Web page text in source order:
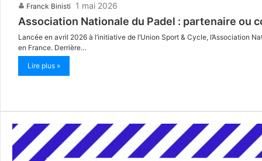
Franck Binisti 1 mai 2026
Association Nationale du Padel : partenaire ou
Lancée en avril 2026 à l’initiative de l’Union Sport & Cycle, l’Association
en France. Derrière…
Lire plus »